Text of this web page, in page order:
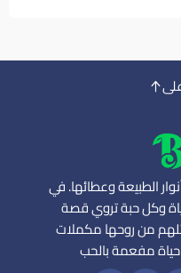
الطبيعة وعطائها. في
وكل حبة تروي قصة
من روحها مكملات
مفعمة بالحب